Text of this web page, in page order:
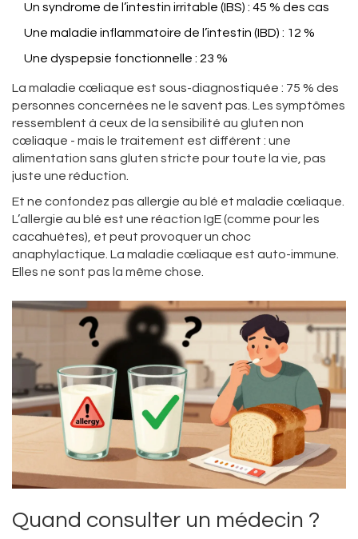
Un syndrome de l’intestin irritable (IBS) : 45 % des cas
Une maladie inflammatoire de l’intestin (IBD) : 12 %
Une dyspepsie fonctionnelle : 23 %
La maladie cœliaque est sous-diagnostiquée : 75 % des
personnes concernées ne le savent pas. Les symptômes
ressemblent à ceux de la sensibilité au gluten non
cœliaque - mais le traitement est différent : une
alimentation sans gluten stricte pour toute la vie, pas
juste une réduction.
Et ne confondez pas allergie au blé et maladie cœliaque.
L’allergie au blé est une réaction IgE (comme pour les
cacahuètes), et peut provoquer un choc
anaphylactique. La maladie cœliaque est auto-immune.
Elles ne sont pas la même chose.
Quand consulter un médecin ?